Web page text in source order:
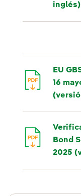
inglés)
EU
16
Bond
2025